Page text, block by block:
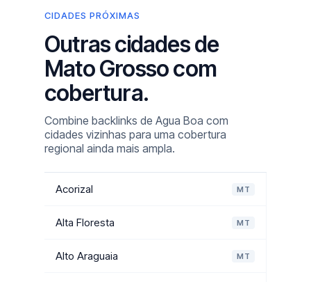
CIDADES PRÓXIMAS
Outras cidades de
Mato Grosso com
cobertura.
Combine backlinks de Agua Boa com
cidades vizinhas para uma cobertura
regional ainda mais ampla.
Acorizal MT
Alta Floresta MT
Alto Araguaia MT